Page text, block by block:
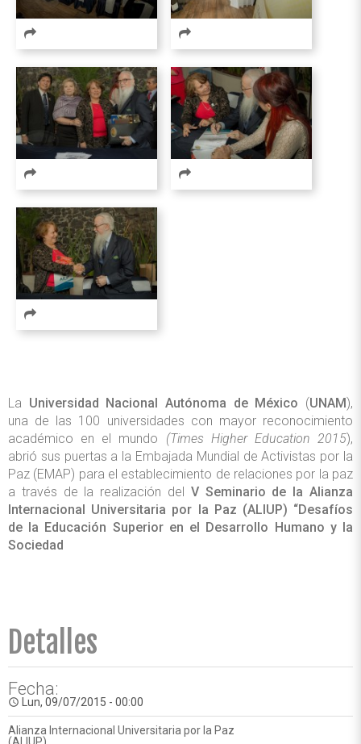
La Universidad Nacional Autónoma de México (UNAM),
una de las 100 universidades con mayor reconocimiento
académico en el mundo (Times Higher Education 2015),
abrió sus puertas a la Embajada Mundial de Activistas por la
Paz (EMAP) para el establecimiento de relaciones por la paz
a través de la realización del V Seminario de la Alianza
Internacional Universitaria por la Paz (ALIUP) “Desafíos
de la Educación Superior en el Desarrollo Humano y la
Sociedad
Detalles
Fecha:
access_time Lun, 09/07/2015 - 00:00
Alianza Internacional Universitaria por la Paz
(ALIUP)